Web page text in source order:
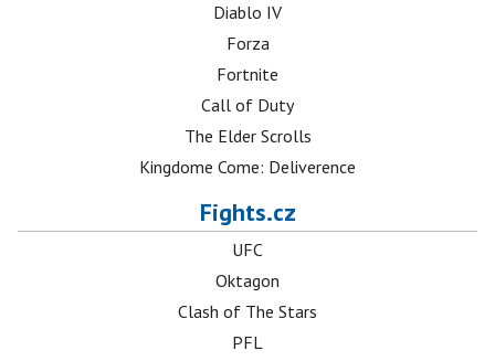
Diablo IV
Forza
Fortnite
Call of Duty
The Elder Scrolls
Kingdome Come: Deliverence
Fights.cz
UFC
Oktagon
Clash of The Stars
PFL